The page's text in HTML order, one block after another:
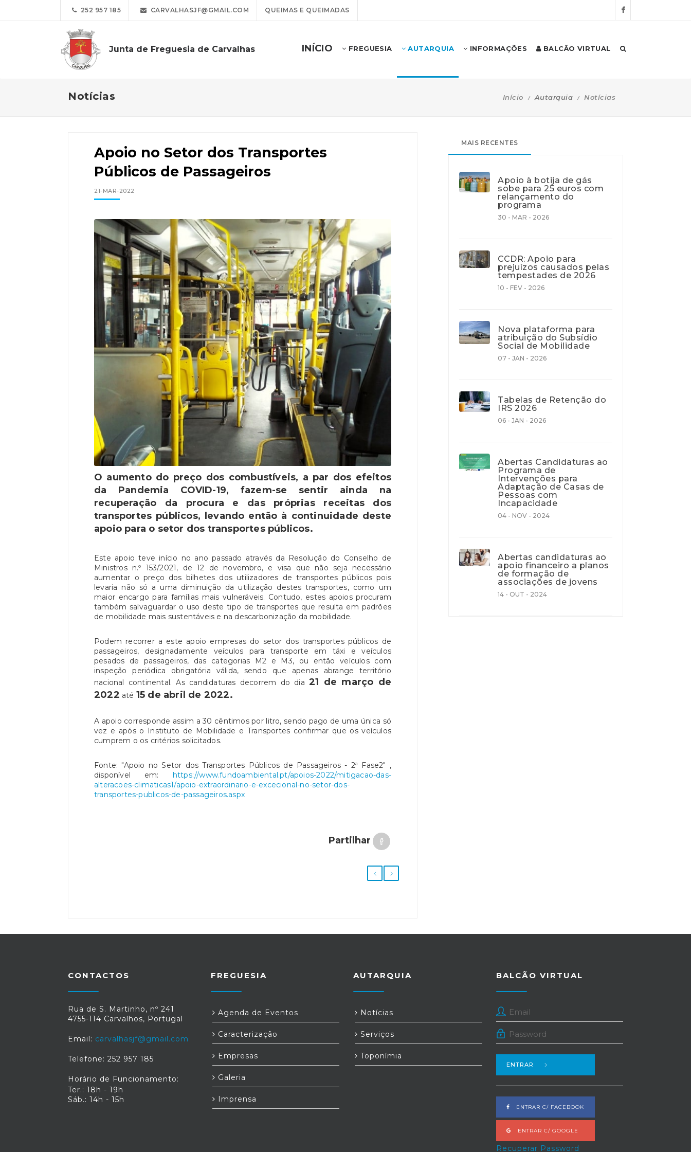
252 957 185 CARVALHASJF@GMAIL.COM QUEIMAS E QUEIMADAS
Junta de Freguesia de Carvalhas INÍCIO FREGUESIA AUTARQUIA INFORMAÇÕES BALCÃO VIRTUAL
Notícias Início Autarquia Notícias
Apoio no Setor dos Transportes
Públicos de Passageiros
21-MAR-2022
O aumento do preço dos combustíveis, a par dos efeitos
da Pandemia COVID-19, fazem-se sentir ainda na
recuperação da procura e das próprias receitas dos
transportes públicos, levando então à continuidade deste
apoio para o setor dos transportes públicos.
Este apoio teve início no ano passado através da Resolução do Conselho de
Ministros n.º 153/2021, de 12 de novembro, e visa que não seja necessário
aumentar o preço dos bilhetes dos utilizadores de transportes públicos pois
levaria não só a uma diminuição da utilização destes transportes, como um
maior encargo para famílias mais vulneráveis. Contudo, estes apoios procuram
também salvaguardar o uso deste tipo de transportes que resulta em padrões
de mobilidade mais sustentáveis e na descarbonização da mobilidade.
Podem recorrer a este apoio empresas do setor dos transportes públicos de
passageiros, designadamente veículos para transporte em táxi e veículos
pesados de passageiros, das categorias M2 e M3, ou então veículos com
inspeção periódica obrigatória válida, sendo que apenas abrange território
nacional continental. As candidaturas decorrem do dia21 de março de
2022 até 15 de abril de 2022.
A apoio corresponde assim a 30 cêntimos por litro, sendo pago de uma única só
vez e após o Instituto de Mobilidade e Transportes confirmar que os veículos
cumprem o os critérios solicitados.
Fonte: "Apoio no Setor dos Transportes Públicos de Passageiros - 2ª Fase2" ,
disponível em: https://www.fundoambiental.pt/apoios-2022/mitigacao-das-
alteracoes-climaticas1/apoio-extraordinario-e-excecional-no-setor-dos-
transportes-publicos-de-passageiros.aspx
Partilhar
MAIS RECENTES
Apoio à botija de gás
sobe para 25 euros com
relançamento do
programa
30 - MAR - 2026
CCDR: Apoio para
prejuízos causados pelas
tempestades de 2026
10 - FEV - 2026
Nova plataforma para
atribuição do Subsídio
Social de Mobilidade
07 - JAN - 2026
Tabelas de Retenção do
IRS 2026
06 - JAN - 2026
Abertas Candidaturas ao
Programa de
Intervenções para
Adaptação de Casas de
Pessoas com
Incapacidade
04 - NOV - 2024
Abertas candidaturas ao
apoio financeiro a planos
de formação de
associações de jovens
14 - OUT - 2024
CONTACTOS
Rua de S. Martinho, nº 241
4755-114 Carvalhos, Portugal
Email: carvalhasjf@gmail.com
Telefone: 252 957 185
Horário de Funcionamento:
Ter.: 18h - 19h
Sáb.: 14h - 15h
FREGUESIA
Agenda de Eventos
Caracterização
Empresas
Galeria
Imprensa
AUTARQUIA
Notícias
Serviços
Toponímia
BALCÃO VIRTUAL
ENTRAR
ENTRAR C/ FACEBOOK
ENTRAR C/ GOOGLE
Recuperar Password